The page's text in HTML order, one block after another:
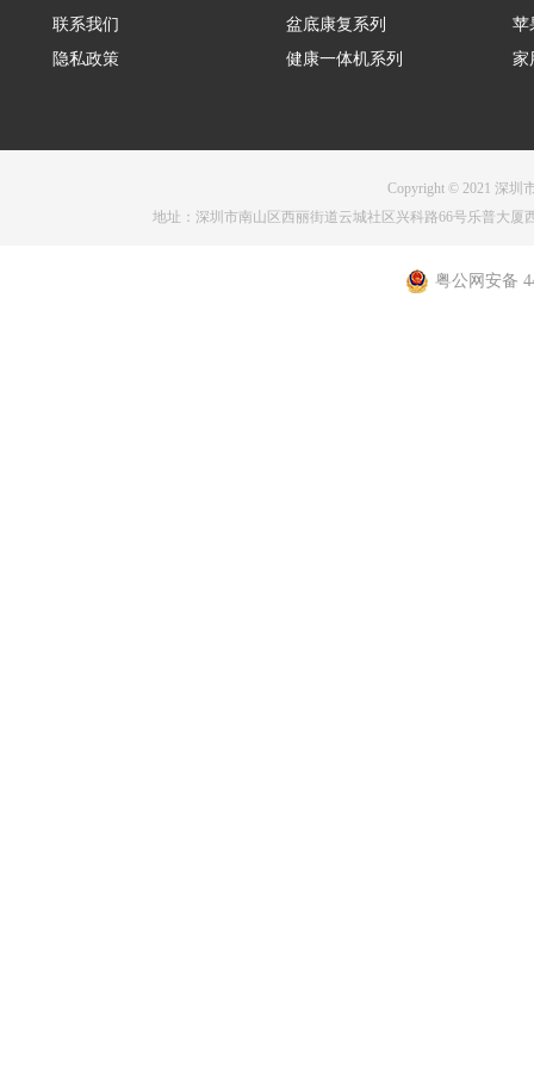
联系我们
隐私政策
盆底康复系列
健康一体机系列
苹
家
Copyright © 2021 深圳
地址：深圳市南山区西丽街道云城社区兴科路66号乐普大厦
粤公网安备